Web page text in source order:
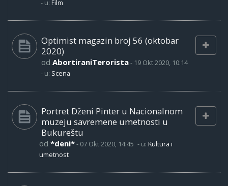
- u: Film
Optimist magazin broj 56 (oktobar
2020)
od AbortiraniTerorista- 19 Okt 2020, 10:14
- u: Scena
Portret Dženi Pinter u Nacionalnom
muzeju savremene umetnosti u
Bukureštu
od *deni*- 07 Okt 2020, 14:45 - u: Kultura i
umetnost